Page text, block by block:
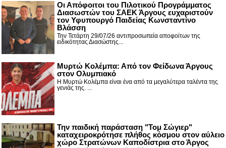
Οι Απόφοιτοι του Πιλοτικού Προγράμματος
Διασωστών του ΣΑΕΚ Άργους ευχαριστούν
τον Υφυπουργό Παιδείας Κωνσταντίνο
Βλάσση
Την Τετάρτη 29/07/26 αντιπροσωπεία αποφοίτων της
ειδικότητας Διασώστης...
Μυρτώ Κολέμπα: Από τον Φείδωνα Άργους
στον Ολυμπιακό
Η Μυρτώ Κολέμπα είναι ένα από τα μεγαλύτερα ταλέντα της
γενιάς της. ...
Την παιδική παράσταση "Τομ Σώγιερ"
καταχειροκρότησε πλήθος κόσμου στον αύλειο
χώρο Στρατώνων Καποδίστρια στο Άργος